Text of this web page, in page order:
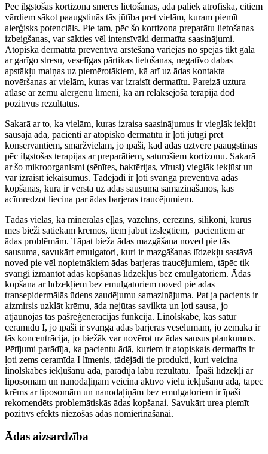
Pēc ilgstošas kortizona smēres lietošanas, āda paliek atrofiska, citiem
vārdiem sākot paaugstinās tās jūtība pret vielām, kuram piemīt
alerģisks potenciāls. Pie tam, pēc šo kortizona preparātu lietošanas
izbeigšanas, var sākties vēl intensīvāki dermatīta saasinājumi.
Atopiska dermatīta preventīva ārstēšana variējas no spējas tikt galā
ar garīgo stresu, veselīgas pārtikas lietošanas, negatīvo dabas
apstākļu maiņas uz piemērotākiem, kā arī uz ādas kontakta
novēršanas ar vielām, kuras var izraisīt dermatītu. Pareizā uztura
atlase ar zemu alergēnu līmeni, kā arī relaksējošā terapija dod
pozitīvus rezultātus.
Sakarā ar to, ka vielām, kuras izraisa saasinājumus ir vieglāk iekļūt
sausajā ādā, pacienti ar atopisko dermatītu ir ļoti jūtīgi pret
konservantiem, smaržvielām, jo īpaši, kad ādas uztvere paaugstinās
pēc ilgstošas terapijas ar preparātiem, saturošiem kortizonu. Sakarā
ar šo mikroorganismi (sēnītes, baktērijas, vīrusi) vieglāk iekļūst un
var izraisīt iekaisumus. Tādējādi ir ļoti svarīga preventīva ādas
kopšanas, kura ir vērsta uz ādas sausuma samazināšanos, kas
acīmredzot liecina par ādas barjeras traucējumiem.
Tādas vielas, kā minerālās eļļas, vazelīns, cerezīns, silikoni, kurus
mēs bieži satiekam krēmos, tiem jābūt izslēgtiem, pacientiem ar
ādas problēmām. Tāpat bieža ādas mazgāšana noved pie tās
sausuma, savukārt emulgatori, kuri ir mazgāšanas līdzekļu sastāvā
noved pie vēl nopietnākiem ādas barjeras traucējumiem, tāpēc tik
svarīgi izmantot ādas kopšanas līdzekļus bez emulgatoriem. Ādas
kopšana ar līdzekļiem bez emulgatoriem noved pie ādas
transepidermālās ūdens zaudējumu samazinājuma. Pat ja pacients ir
aizmirsis uzklāt krēmu, āda nejūtas savilkta un ļoti sausa, jo
atjaunojas tās pašreģenerācijas funkcija. Linolskābe, kas satur
ceramīdu I, jo īpaši ir svarīga ādas barjeras veselumam, jo zemākā ir
tās koncentrācija, jo biežāk var novērot uz ādas sausus plankumus.
Pētījumi parādīja, ka pacientu ādā, kuriem ir atopiskais dermatīts ir
ļoti zems ceramīda I līmenis, tādējādi tie produkti, kuri veicina
linolskābes iekļūšanu ādā, parādīja labu rezultātu. Īpaši līdzekļi ar
liposomām un nanodaļiņām veicina aktīvo vielu iekļūšanu ādā, tāpēc
krēms ar liposomām un nanodaļiņām bez emulgatoriem ir īpaši
rekomendēts problemātiskās ādas kopšanai. Savukārt urea piemīt
pozitīvs efekts niezošas ādas nomierināšanai.
Ādas aizsardzība